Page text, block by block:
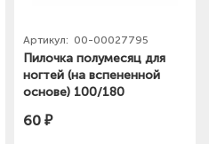
(на карте)
Артикул: 00-00027795
Пилочка полумесяц для
ногтей (на вспененной
основе) 100/180
60 ₽